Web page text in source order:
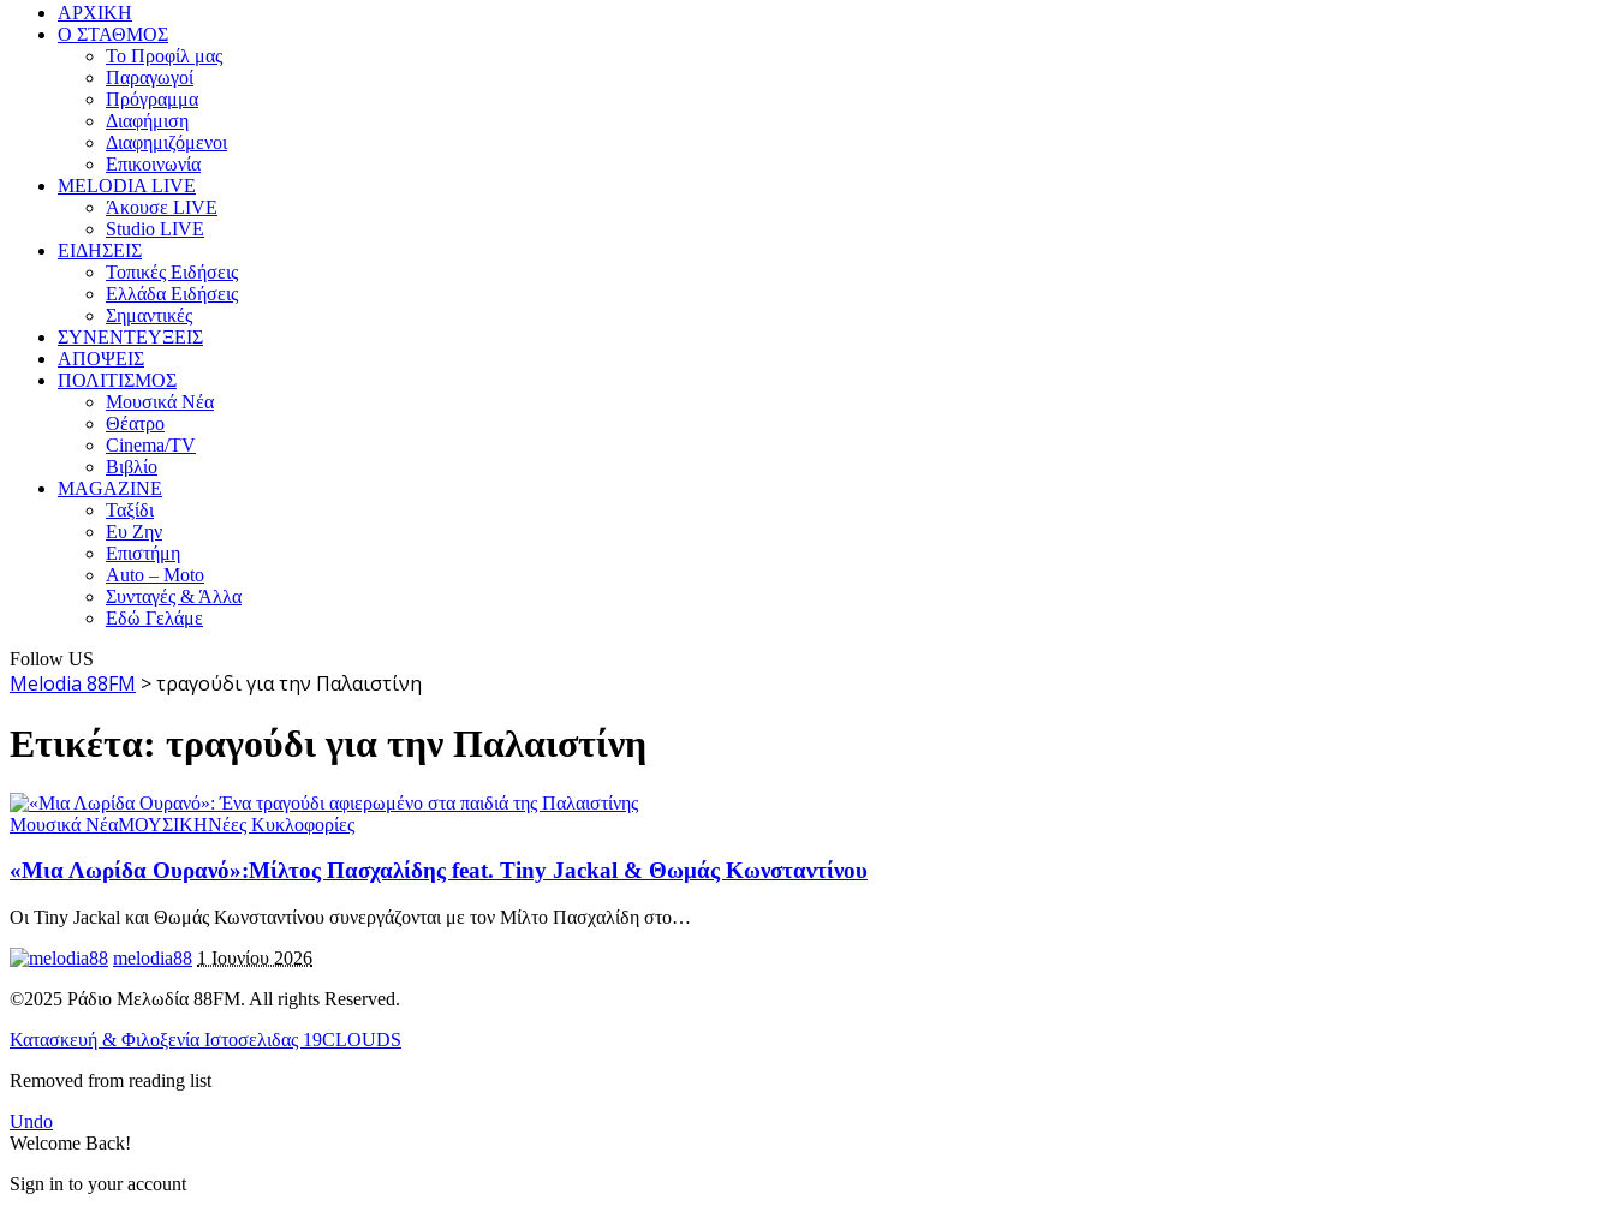
ΑΡΧΙΚΗ
Ο ΣΤΑΘΜΟΣ
Το Προφίλ μας
Παραγωγοί
Πρόγραμμα
Διαφήμιση
Διαφημιζόμενοι
Επικοινωνία
MELODIA LIVE
Άκουσε LIVE
Studio LIVE
ΕΙΔΗΣΕΙΣ
Τοπικές Ειδήσεις
Ελλάδα Ειδήσεις
Σημαντικές
ΣΥΝΕΝΤΕΥΞΕΙΣ
ΑΠΟΨΕΙΣ
ΠΟΛΙΤΙΣΜΟΣ
Μουσικά Νέα
Θέατρο
Cinema/TV
Βιβλίο
MAGAZINE
Ταξίδι
Ευ Ζην
Επιστήμη
Auto – Moto
Συνταγές & Άλλα
Εδώ Γελάμε
Follow US
Melodia 88FM >τραγούδι για την Παλαιστίνη
Ετικέτα: τραγούδι για την Παλαιστίνη
Μουσικά ΝέαΜΟΥΣΙΚΗΝέες Κυκλοφορίες
«Μια Λωρίδα Ουρανό»:Μίλτος Πασχαλίδης feat. Tiny Jackal & Θωμάς Κωνσταντίνου
Οι Tiny Jackal και Θωμάς Κωνσταντίνου συνεργάζονται με τον Μίλτο Πασχαλίδη στο…
melodia88 1 Ιουνίου 2026
©2025 Ράδιο Μελωδία 88FM. All rights Reserved.
Κατασκευή & Φιλοξενία Ιστοσελιδας 19CLOUDS
Removed from reading list
Undo
Welcome Back!
Sign in to your account